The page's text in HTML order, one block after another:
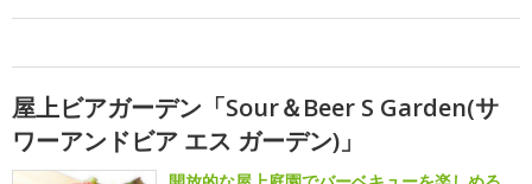
屋上ビアガーデン「Sour＆Beer S Garden(サ
ワーアンドビア エス ガーデン)」